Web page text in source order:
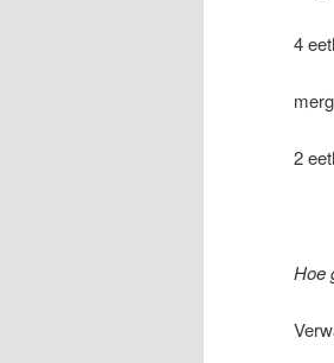
4
2
Hoe